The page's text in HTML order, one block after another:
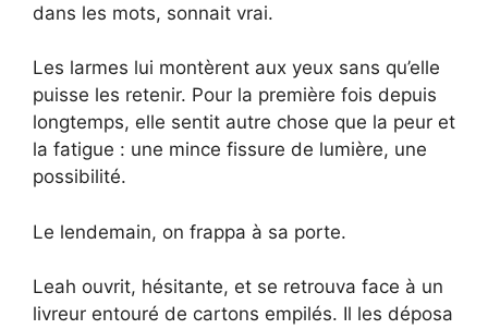
dans les mots, sonnait vrai.
Les larmes lui montèrent aux yeux sans qu’elle
puisse les retenir. Pour la première fois depuis
longtemps, elle sentit autre chose que la peur et
la fatigue : une mince fissure de lumière, une
possibilité.
Le lendemain, on frappa à sa porte.
Leah ouvrit, hésitante, et se retrouva face à un
livreur entouré de cartons empilés. Il les déposa